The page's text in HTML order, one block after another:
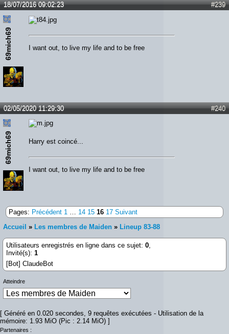
#239
18/07/2016 09:02:23
69mich69 I want out, to live my life and to be free
#240
02/05/2020 11:29:30
69mich69 Harry est coincé...
I want out, to live my life and to be free
Pages: Précédent 1 14 15 16 17 Suivant
Accueil » Les membres de Maiden » Lineup 83-88
Utilisateurs enregistrés en ligne dans ce sujet: 0
Invité(s): 1
[Bot] ClaudeBot
Atteindre
[ Généré en 0.020 secondes, 9 requêtes exécutées - Utilisation de la
mémoire: 1.93 MiO (Pic : 2.14 MiO) ]
Partenaires :